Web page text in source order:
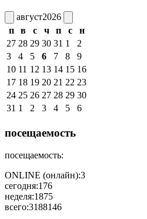
август2026
п
в с ч п с
н
27 28 29 30 31 1
2
3
4 5 6 7 8
9
10 11 12 13 14 15 16
17 18 19 20 21 22 23
24 25 26 27 28 29 30
31 1 2 3 4 5 6
посещаемость
посещаемость:
ONLINE (онлайн):3
сегодня:176
неделя:1875
всего:3188146